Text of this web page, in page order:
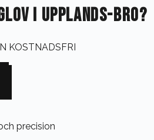
I UPPLANDS-BRO?
KOSTNADSFRI
precision